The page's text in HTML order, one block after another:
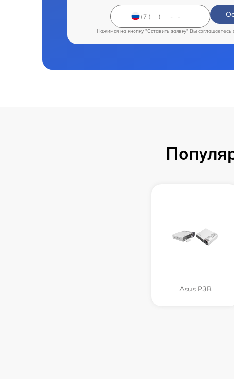
Нажимая на кнопку "Оставить заявку" Вы соглашаетесь
Asus P3B